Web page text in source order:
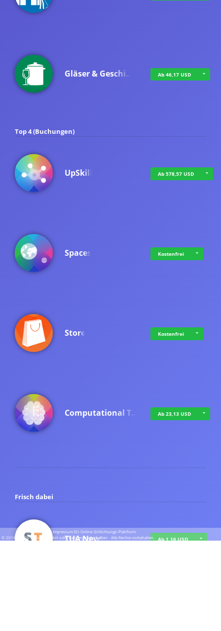
Gläser & Geschi… Ab 46,17 USD
Top 4 (Buchungen)
UpSkill Ab 578,57 USD
Spaces Kostenfrei
Store Kostenfrei
Computational T… Ab 23,13 USD
Frisch dabei
TUA News Ab 1,16 USD
· · ·Datenschutz · Impressum EU-Online-Schlichtungs-Plattform ·
© 2016 - 2026 SupraTix GmbH oder Partnergesellschaften - Alle Rechte vorbehalten.